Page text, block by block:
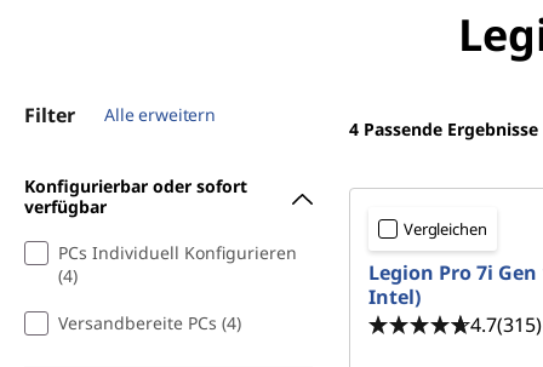
Filter Alle erweitern
Konfigurierbar oder sofort
verfügbar
PCs Individuell Konfigurieren
(4)
Versandbereite PCs (4)
4 Passende Ergebnisse
Vergleichen
Legion Pro 7i Gen
Intel)
4.7(315)